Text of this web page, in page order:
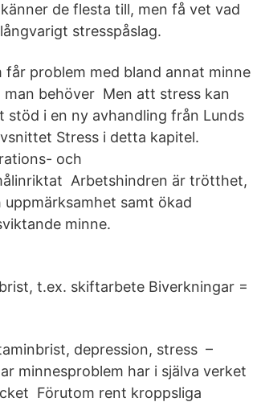
de flesta till, men få vet vad
stresspåslag.
problem med bland annat minne
behöver Men att stress kan
i en ny avhandling från Lunds
Stress i detta kapitel.
och
Arbetshindren är trötthet,
samt ökad
minne.
t.ex. skiftarbete Biverkningar =
depression, stress –
minnesproblem har i själva verket
Förutom rent kroppsliga